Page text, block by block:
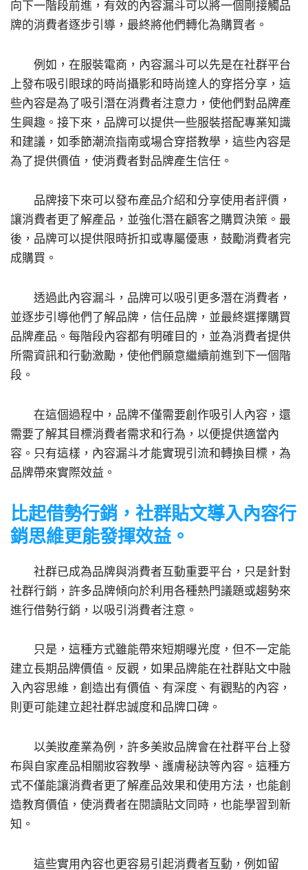
向下一階段前進，有效的內容漏斗可以將一個剛接觸品
牌的消費者逐步引導，最終將他們轉化為購買者。
例如，在服裝電商，內容漏斗可以先是在社群平台
上發布吸引眼球的時尚攝影和時尚達人的穿搭分享，這
些內容是為了吸引潛在消費者注意力，使他們對品牌產
生興趣。接下來，品牌可以提供一些服裝搭配專業知識
和建議，如季節潮流指南或場合穿搭教學，這些內容是
為了提供價值，使消費者對品牌產生信任。
品牌接下來可以發布產品介紹和分享使用者評價，
讓消費者更了解產品，並強化潛在顧客之購買決策。最
後，品牌可以提供限時折扣或專屬優惠，鼓勵消費者完
成購買。
透過此內容漏斗，品牌可以吸引更多潛在消費者，
並逐步引導他們了解品牌，信任品牌，並最終選擇購買
品牌產品。每階段內容都有明確目的，並為消費者提供
所需資訊和行動激勵，使他們願意繼續前進到下一個階
段。
在這個過程中，品牌不僅需要創作吸引人內容，還
需要了解其目標消費者需求和行為，以便提供適當內
容。只有這樣，內容漏斗才能實現引流和轉換目標，為
品牌帶來實際效益。
比起借勢行銷，社群貼文導入內容行
銷思維更能發揮效益。
社群已成為品牌與消費者互動重要平台，只是針對
社群行銷，許多品牌傾向於利用各種熱門議題或趨勢來
進行借勢行銷，以吸引消費者注意。
只是，這種方式雖能帶來短期曝光度，但不一定能
建立長期品牌價值。反觀，如果品牌能在社群貼文中融
入內容思維，創造出有價值、有深度、有觀點的內容，
則更可能建立起社群忠誠度和品牌口碑。
以美妝產業為例，許多美妝品牌會在社群平台上發
布與自家產品相關妝容教學、護膚秘訣等內容。這種方
式不僅能讓消費者更了解產品效果和使用方法，也能創
造教育價值，使消費者在閱讀貼文同時，也能學習到新
知。
這些實用內容也更容易引起消費者互動，例如留